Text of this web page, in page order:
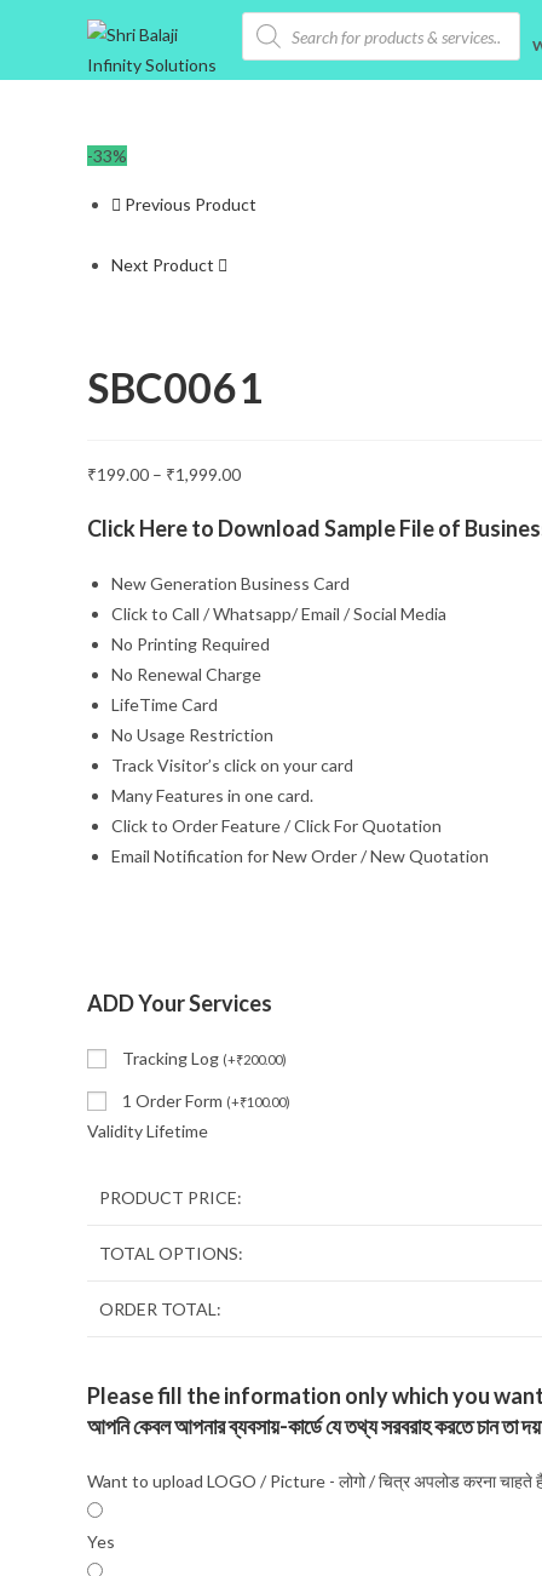
Products
search
-33%
Previous Product
Next Product
SBC0061
₹199.00 – ₹1,999.00
Click Here to Download Sample File of
New Generation Business Card
Click to Call / Whatsapp/ Email / Social Media
No Printing Required
No Renewal Charge
LifeTime Card
No Usage Restriction
Track Visitor’s click on your card
Many Features in one card.
Click to Order Feature / Click For Quotation
Email Notification for New Order / New Quotation
ADD Your Services
Tracking Log (+₹200.00)
1 Order Form (+₹100.00)
Validity Lifetime
PRODUCT PRICE:
TOTAL OPTIONS:
ORDER TOTAL:
Please fill the information only which you want
আপনি কেবল আপনার ব্যবসায়-কার্ডে যে তথ্য সরবরাহ করতে চান তা
Want to upload LOGO / Picture - लोगो / चित्र अपलोड करना चाहते हैं
Yes